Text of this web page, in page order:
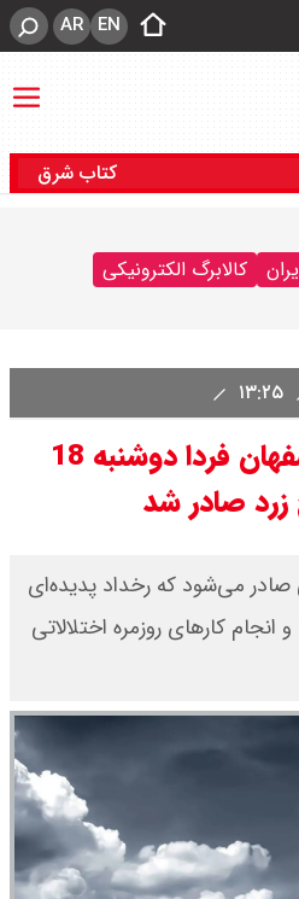
EN
AR
کتاب شرق
کالابرگ الکترونیکی
پیش بینی هوای اصفهان فردا دوشنبه 18
صادر شد
می‌شود که رخداد پدیده‌ای
کارهای روزمره اختلالاتی